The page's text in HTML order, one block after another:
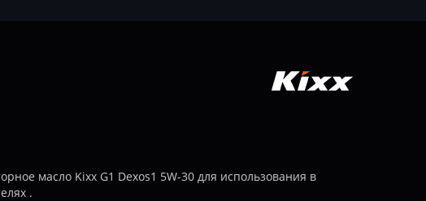
масло Kixx G1 Dexos1 5W-30 для использования в
.